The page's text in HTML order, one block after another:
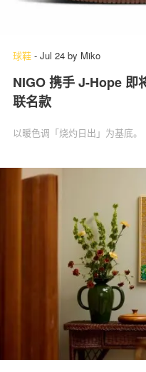
球鞋 - Jul 24 by Miko
NIGO 携手 J-Hope 即
联名款
以暖色调「烧灼日出」为基底。